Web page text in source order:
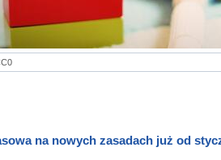
na nowych zasadach już od